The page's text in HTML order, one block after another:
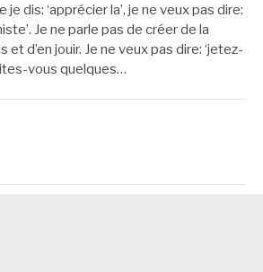
dis: ‘apprécier la’, je ne veux pas dire:
Je ne parle pas de créer de la
d’en jouir. Je ne veux pas dire: ‘jetez-
vous quelques…